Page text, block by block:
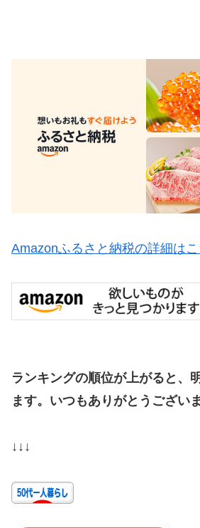
Amazonふるさと納税の詳細はこ
ランキングの順位が上がると、
ます。いつもありがとうございま
↓↓↓